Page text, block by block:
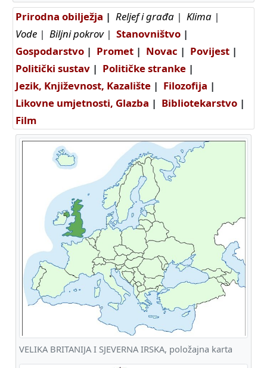
Prirodna obilježja | Reljef i građa | Klima |
Vode | Biljni pokrov| Stanovništvo |
Gospodarstvo | Promet | Novac | Povijest |
Politički sustav | Političke stranke |
Jezik, Književnost, Kazalište | Filozofija |
Likovne umjetnosti, Glazba | Bibliotekarstvo |
Film
VELIKA BRITANIJA I SJEVERNA IRSKA, položajna karta